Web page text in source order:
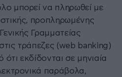
μπορεί να πληρωθεί με
προπληρωμένης
Γραμματείας
τράπεζες (web banking)
ότι εκδίδονται σε μηνιαία
παράβολα,